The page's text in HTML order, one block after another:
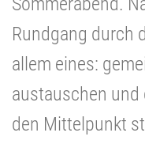
Rundgang durch
allem eines:
austauschen und
den Mittelpunkt